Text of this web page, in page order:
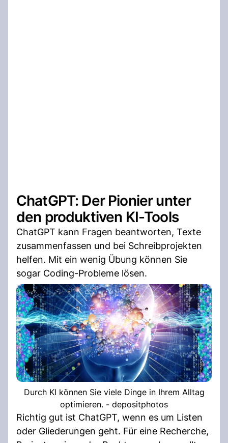
ChatGPT: Der Pionier unter
den produktiven KI-Tools
ChatGPT kann Fragen beantworten, Texte
zusammenfassen und bei Schreibprojekten
helfen. Mit ein wenig Übung können Sie
sogar Coding-Probleme lösen.
Durch KI können Sie viele Dinge in Ihrem Alltag
optimieren. - depositphotos
Richtig gut ist ChatGPT, wenn es um Listen
oder Gliederungen geht. Für eine Recherche,